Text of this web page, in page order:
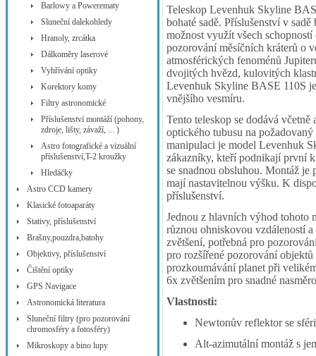
Barlowy a Powerematy
Sluneční dalekohledy
Hranoly, zrcátka
Dálkoměry laserové
Vyhřívání optiky
Korektory komy
Filtry astronomické
Příslušenství montáží (pohony,
zdroje, lišty, závaží, ... )
Astro fotografické a vizuální
příslušenství,T-2 kroužky
Hledáčky
Astro CCD kamery
Klasické fotoaparáty
Stativy, příslušenství
Brašny,pouzdra,batohy
Objektivy, příslušenství
Čištění optiky
GPS Navigace
Astronomická literatura
Sluneční filtry (pro pozorování
chromosféry a fotosféry)
Mikroskopy a bino lupy
Teleskop Levenhuk Skyline
bohaté sadě. Příslušenství v
možnost využít všech
pozorování měsíčních kráterů o
atmosférických fenoménů
dvojitých hvězd, kulovitých
Levenhuk Skyline BASE 110S
vnějšího vesmíru.
Tento teleskop se dodává
optického tubusu na
manipulaci je model Levenhuk
zákazníky, kteří podnikají první
se snadnou obsluhou. Montáž
mají nastavitelnou výšku. K
příslušenství.
Jednou z hlavních výhod tohoto
různou ohniskovou vzdáleností
zvětšení, potřebná pro
pro rozšířené pozorování
prozkoumávání planet při
6x zvětšením pro snadné
Vlastnosti:
Newtonův reflektor se
Alt-azimutální montáž s